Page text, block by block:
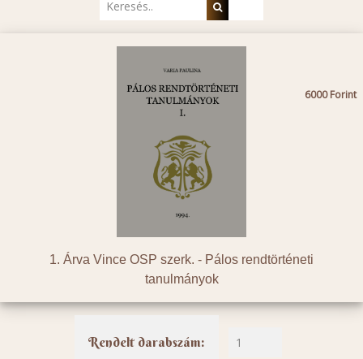
1. Árva Vince OSP szerk. - Pálos rendtörténeti
tanulmányok
6000
Rendelt darabszám: